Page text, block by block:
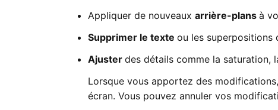
Appliquer de nouveaux arrière-plans à
Supprimer le texte ou les superpositions
Ajuster des détails comme la saturation,
Lorsque vous apportez des
écran. Vous pouvez annuler vos